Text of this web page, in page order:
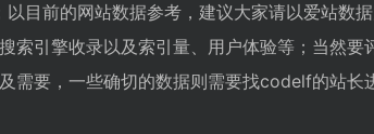
以目前的网站数据参考，建议大家请以爱站数
索引擎收录以及索引量、用户体验等；当然要
需要，一些确切的数据则需要找codelf的站长